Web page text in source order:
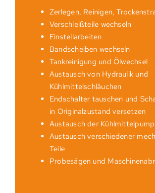
Zerlegen, Reinigen,
Verschleißteile wechseln
Einstellarbeiten
Bandscheiben wechseln
Tankreinigung und Ölwechsel
Austausch von Hydraulik und
Kühlmittelschläuchen
Endschalter tauschen und
in Originalzustand versetzen
Austausch der
Austausch verschiedener
Teile
Probesägen und